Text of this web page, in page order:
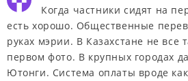
Когда частники сидят на
есть хорошо. Общественные
руках мэрии. В Казахстане не все
первом фото. В крупных городах
Ютонги. Система оплаты вроде